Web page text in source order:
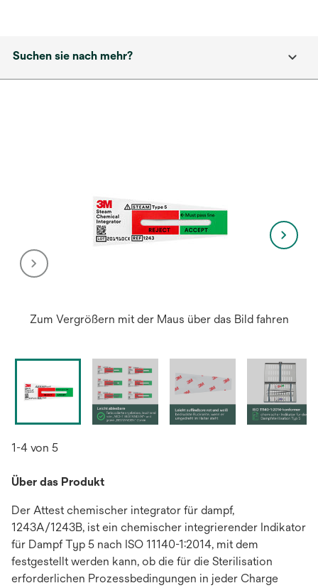
Suchen sie nach mehr?
Zum Vergrößern mit der Maus über das Bild fahren
1-4 von 5
Über das Produkt
Der Attest chemischer integrator für dampf,
1243A/1243B, ist ein chemischer integrierender Indikator
für Dampf Typ 5 nach ISO 11140-1:2014, mit dem
festgestellt werden kann, ob die für die Sterilisation
erforderlichen Prozessbedingungen in jeder Charge